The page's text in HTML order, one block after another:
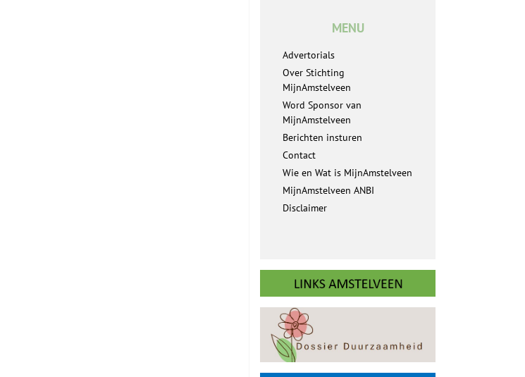
MENU
Advertorials
Over Stichting
MijnAmstelveen
Word Sponsor van
MijnAmstelveen
Berichten insturen
Contact
Wie en Wat is MijnAmstelveen
MijnAmstelveen ANBI
Disclaimer